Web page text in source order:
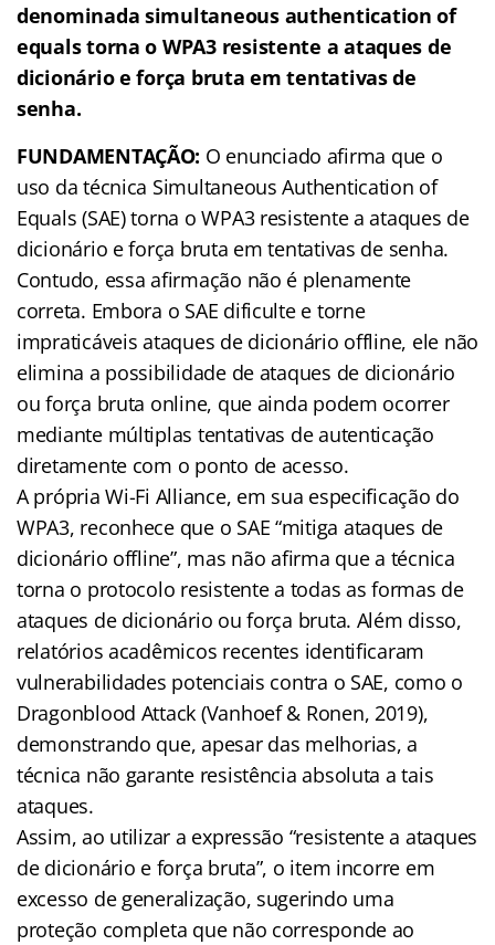
denominada simultaneous authentication of
equals torna o WPA3 resistente a ataques de
dicionário e força bruta em tentativas de
senha.
FUNDAMENTAÇÃO: O enunciado afirma que o
uso da técnica Simultaneous Authentication of
Equals (SAE) torna o WPA3 resistente a ataques de
dicionário e força bruta em tentativas de senha.
Contudo, essa afirmação não é plenamente
correta. Embora o SAE dificulte e torne
impraticáveis ataques de dicionário offline, ele não
elimina a possibilidade de ataques de dicionário
ou força bruta online, que ainda podem ocorrer
mediante múltiplas tentativas de autenticação
diretamente com o ponto de acesso.
A própria Wi-Fi Alliance, em sua especificação do
WPA3, reconhece que o SAE “mitiga ataques de
dicionário offline”, mas não afirma que a técnica
torna o protocolo resistente a todas as formas de
ataques de dicionário ou força bruta. Além disso,
relatórios acadêmicos recentes identificaram
vulnerabilidades potenciais contra o SAE, como o
Dragonblood Attack (Vanhoef & Ronen, 2019),
demonstrando que, apesar das melhorias, a
técnica não garante resistência absoluta a tais
ataques.
Assim, ao utilizar a expressão “resistente a ataques
de dicionário e força bruta”, o item incorre em
excesso de generalização, sugerindo uma
proteção completa que não corresponde ao